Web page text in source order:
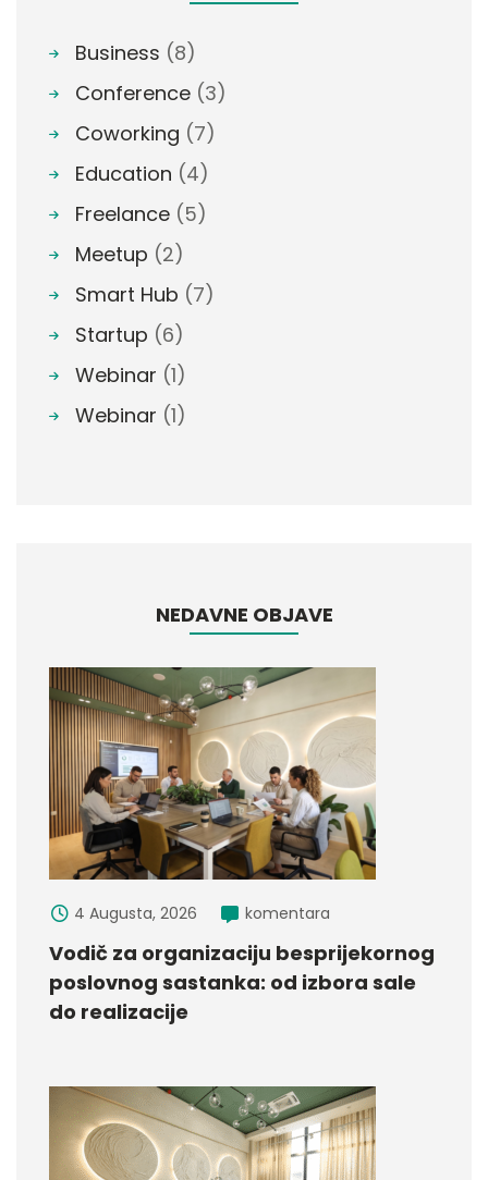
Business (8)
Conference (3)
Coworking (7)
Education (4)
Freelance (5)
Meetup (2)
Smart Hub (7)
Startup (6)
Webinar (1)
Webinar (1)
NEDAVNE OBJAVE
4 Augusta, 2026 komentara
Vodič za organizaciju besprijekornog
poslovnog sastanka: od izbora sale
do realizacije